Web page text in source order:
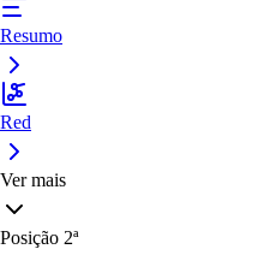
Resumo
Red
Ver mais
Posição 2ª